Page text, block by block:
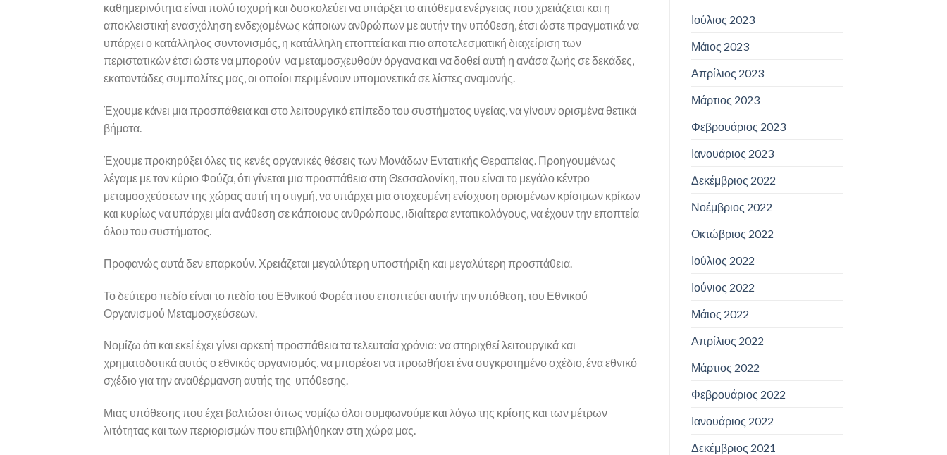
καθημερινότητα είναι πολύ ισχυρή και δυσκολεύει να υπάρξει το απόθεμα ενέργειας που χρειάζεται και η
αποκλειστική ενασχόληση ενδεχομένως κάποιων ανθρώπων με αυτήν την υπόθεση, έτσι ώστε πραγματικά να
υπάρχει ο κατάλληλος συντονισμός, η κατάλληλη εποπτεία και πιο αποτελεσματική διαχείριση των
περιστατικών έτσι ώστε να μπορούν να μεταμοσχευθούν όργανα και να δοθεί αυτή η ανάσα ζωής σε δεκάδες,
εκατοντάδες συμπολίτες μας, οι οποίοι περιμένουν υπομονετικά σε λίστες αναμονής.
Έχουμε κάνει μια προσπάθεια και στο λειτουργικό επίπεδο του συστήματος υγείας, να γίνουν ορισμένα θετικά
βήματα.
Έχουμε προκηρύξει όλες τις κενές οργανικές θέσεις των Μονάδων Εντατικής Θεραπείας. Προηγουμένως
λέγαμε με τον κύριο Φούζα, ότι γίνεται μια προσπάθεια στη Θεσσαλονίκη, που είναι το μεγάλο κέντρο
μεταμοσχεύσεων της χώρας αυτή τη στιγμή, να υπάρχει μια στοχευμένη ενίσχυση ορισμένων κρίσιμων κρίκων
και κυρίως να υπάρχει μία ανάθεση σε κάποιους ανθρώπους, ιδιαίτερα εντατικολόγους, να έχουν την εποπτεία
όλου του συστήματος.
Προφανώς αυτά δεν επαρκούν. Χρειάζεται μεγαλύτερη υποστήριξη και μεγαλύτερη προσπάθεια.
Το δεύτερο πεδίο είναι το πεδίο του Εθνικού Φορέα που εποπτεύει αυτήν την υπόθεση, του Εθνικού
Οργανισμού Μεταμοσχεύσεων.
Νομίζω ότι και εκεί έχει γίνει αρκετή προσπάθεια τα τελευταία χρόνια: να στηριχθεί λειτουργικά και
χρηματοδοτικά αυτός ο εθνικός οργανισμός, να μπορέσει να προωθήσει ένα συγκροτημένο σχέδιο, ένα εθνικό
σχέδιο για την αναθέρμανση αυτής της υπόθεσης.
Μιας υπόθεσης που έχει βαλτώσει όπως νομίζω όλοι συμφωνούμε και λόγω της κρίσης και των μέτρων
λιτότητας και των περιορισμών που επιβλήθηκαν στη χώρα μας.
Ιούλιος 2023
Μάιος 2023
Απρίλιος 2023
Μάρτιος 2023
Φεβρουάριος 2023
Ιανουάριος 2023
Δεκέμβριος 2022
Νοέμβριος 2022
Οκτώβριος 2022
Ιούλιος 2022
Ιούνιος 2022
Μάιος 2022
Απρίλιος 2022
Μάρτιος 2022
Φεβρουάριος 2022
Ιανουάριος 2022
Δεκέμβριος 2021